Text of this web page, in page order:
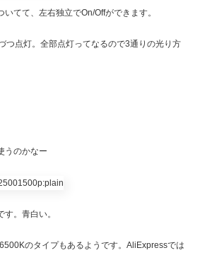
てて、左右独立でOn/Offができます。
つ点灯。全部点灯ってなるので3通りの光り方
うのかなー
す。青白い。
のタイプもあるようです。AliExpressでは